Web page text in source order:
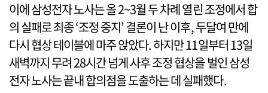
이에 삼성전자 노사는 올 2~3월 두 차례 열린 조정에서 합
의 실패로 최종 ‘조정 중지’ 결론이 난 이후, 두달여 만에
다시 협상 테이블에 마주 앉았다. 하지만 11일부터 13일
새벽까지 무려 28시간 넘게 사후 조정 협상을 벌인 삼성
전자 노사는 끝내 합의점을 도출하는 데 실패했다.